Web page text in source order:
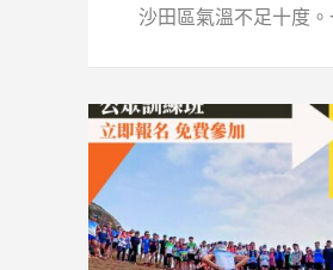
沙田區氣溫不足十度。